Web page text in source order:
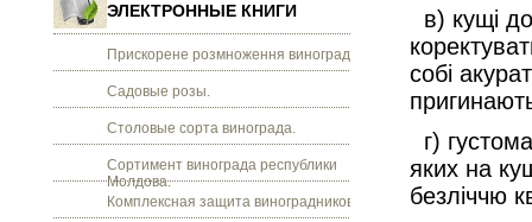
ЭЛЕКТРОННЫЕ КНИГИ
Прискорене розмноження винограду.
Садовые розы.
Столовые сорта винограда.
Сортимент винограда республики
Молдова.
Комплексная защита виноградников.
в) кущі
собі
г)
яких на
безліччю